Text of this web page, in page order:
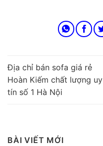
Địa chỉ bán sofa giá rẻ
Hoàn Kiếm chất lượng uy
tín số 1 Hà Nội
BÀI VIẾT MỚI